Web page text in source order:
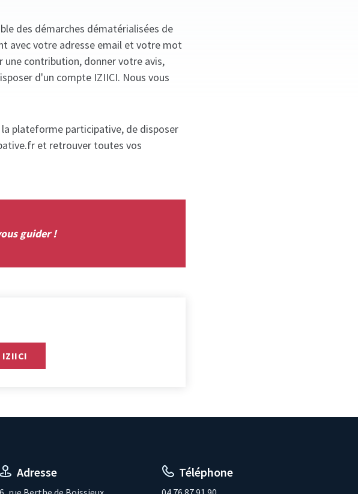
des démarches dématérialisées de
avec votre adresse email et votre mot
une contribution, donner votre avis,
d'un compte IZIICI. Nous vous
plateforme participative, de disposer
et retrouver toutes vos
guider !
IZIICI
Adresse Téléphone